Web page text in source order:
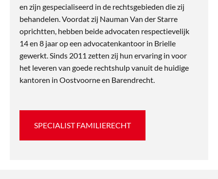
en zijn gespecialiseerd in de rechtsgebieden die zij
behandelen. Voordat zij Nauman Van der Starre
oprichtten, hebben beide advocaten respectievelijk
14 en 8 jaar op een advocatenkantoor in Brielle
gewerkt. Sinds 2011 zetten zij hun ervaring in voor
het leveren van goede rechtshulp vanuit de huidige
kantoren in Oostvoorne en Barendrecht.
SPECIALIST FAMILIERECHT